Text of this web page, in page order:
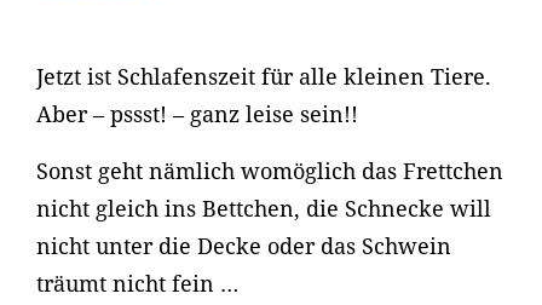
Jetzt ist Schlafenszeit für alle kleinen Tiere.
Aber – pssst! – ganz leise sein!!
Sonst geht nämlich womöglich das Frettchen
nicht gleich ins Bettchen, die Schnecke will
nicht unter die Decke oder das Schwein
träumt nicht fein …